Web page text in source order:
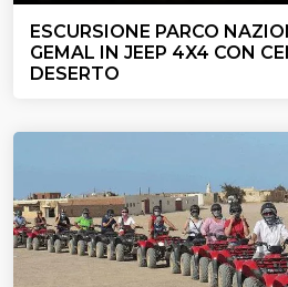
ESCURSIONE PARCO
GEMAL IN JEEP 4X4 CON
DESERTO